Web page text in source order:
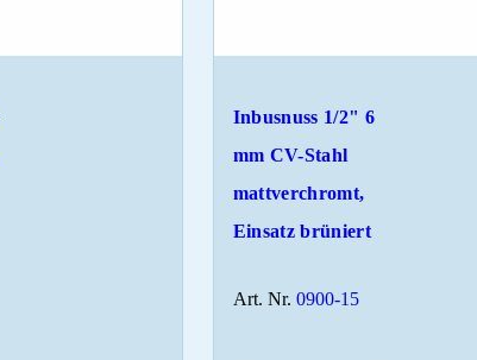
Inbusnuss 1/2" 6
mm CV-Stahl
mattverchromt,
Einsatz brüniert
Art. Nr. 0900-15